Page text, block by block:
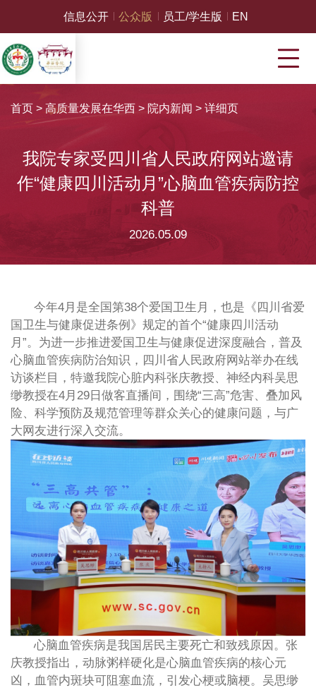
信息公开 公众版 员工/学生版 EN
首页> 高质量发展在华西> 院内新闻 > 详细页
我院专家受四川省人民政府网站邀请
作“健康四川活动月”心脑血管疾病防控
科普
2026.05.09
今年4月是全国第38个爱国卫生月，也是《四川省爱
国卫生与健康促进条例》规定的首个“健康四川活动
月”。为进一步推进爱国卫生与健康促进深度融合，普及
心脑血管疾病防治知识，四川省人民政府网站举办在线
访谈栏目，特邀我院心脏内科张庆教授、神经内科吴思
缈教授在4月29日做客直播间，围绕“三高”危害、叠加风
险、科学预防及规范管理等群众关心的健康问题，与广
大网友进行深入交流。
心脑血管疾病是我国居民主要死亡和致残原因。张
庆教授指出，动脉粥样硬化是心脑血管疾病的核心元
凶，血管内斑块可阻塞血流，引发心梗或脑梗。吴思缈